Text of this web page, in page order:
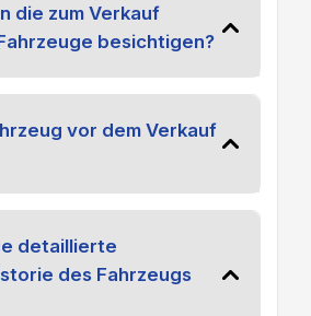
die zum Verkauf
besichtigen?
vor dem Verkauf
detaillierte
des Fahrzeugs